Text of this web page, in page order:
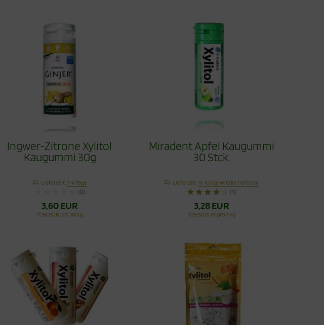
Ingwer-Zitrone Xylitol
Kaugummi 30g
Lieferzeit:1-4 Tage
(0)
3,60 EUR
11,98 EUR pro 100 g
Miradent Apfel Kaugummi
30 Stck.
Lieferzeit: in Kürze wieder lieferbar
(1)
3,28 EUR
109,50 EUR pro 1 kg